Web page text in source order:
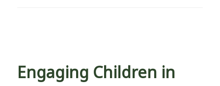
Engaging Children in